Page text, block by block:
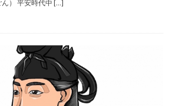
） 平安時代中 […]